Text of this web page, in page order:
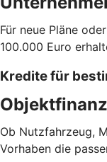
Für neue Pläne
100.000 Euro
Kredite für
Ob Nutzfahrzeug,
Vorhaben die